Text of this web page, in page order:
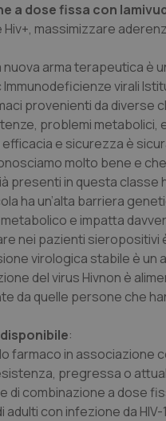
a dose fissa con
massimizzare
nuova arma terapeutica
virali
provenienti da diverse
problemi metabolici,
e sicurezza è
molto bene e
presenti in questa
ha un’alta barriera
e impatta
nei pazienti sieropositivi
virologica stabile è un
del virus Hivnon è
da quelle persone che
:
farmaco in associazione
pregressa o
di combinazione a dose
con infezione da